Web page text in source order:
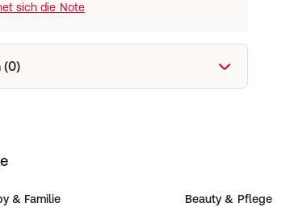
sich die Note
(0)
& Familie Beauty & Pflege